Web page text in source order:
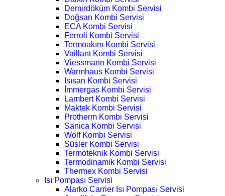
Demirdöküm Kombi Servisi
Doğsan Kombi Servisi
ECA Kombi Servisi
Ferroli Kombi Servisi
Termoakım Kombi Servisi
Vaillant Kombi Servisi
Viessmann Kombi Servisi
Warmhaus Kombi Servisi
Isısan Kombi Servisi
İmmergas Kombi Servisi
Lambert Kombi Servisi
Maktek Kombi Servisi
Protherm Kombi Servisi
Sanica Kombi Servisi
Wolf Kombi Servisi
Süsler Kombi Servisi
Termoteknik Kombi Servisi
Termodinamik Kombi Servisi
Thermex Kombi Servisi
Isı Pompası Servisi
Alarko Carrier Isı Pompası Servisi